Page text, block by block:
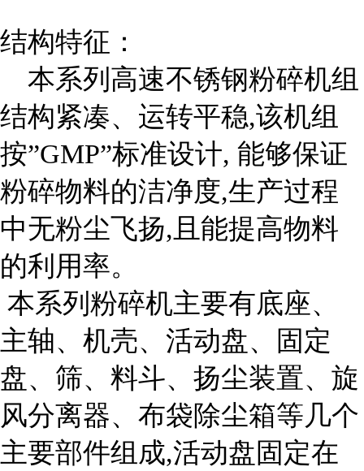
结构特征：
本系列高速不锈钢粉碎机组
结构紧凑、运转平稳,该机组
按”GMP”标准设计, 能够保证
粉碎物料的洁净度,生产过程
中无粉尘飞扬,且能提高物料
的利用率。
本系列粉碎机主要有底座、
主轴、机壳、活动盘、固定
盘、筛、料斗、扬尘装置、旋
风分离器、布袋除尘箱等几个
主要部件组成,活动盘固定在